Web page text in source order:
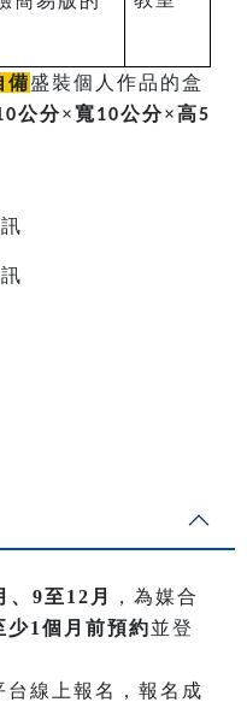
備盛裝個人作品的盒
公分×寬10公分×高5
、9至12月
，為媒合
少1個月前預約並登
線上報名，報名成